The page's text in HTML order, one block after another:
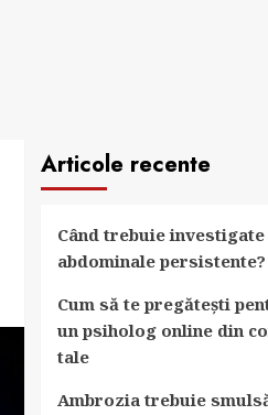
Articole recente
Când trebuie
abdominale persistente?
Cum să te pregătești
un psiholog online din
tale
Ambrozia trebuie